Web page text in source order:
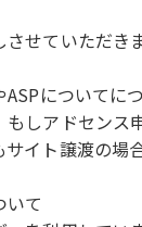
せていただきま
についてに
しアドセンス
イト譲渡の場
て